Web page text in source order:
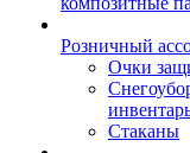
Розничный
Очки
Стаканы